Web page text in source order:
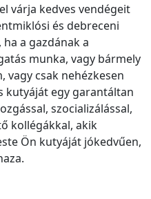
várja kedves vendégeit
és debreceni
a gazdának a
munka, vagy bármely
vagy csak nehézkesen
kutyáját egy garantáltan
szocializálással,
kollégákkal, akik
Ön kutyáját jókedvűen,